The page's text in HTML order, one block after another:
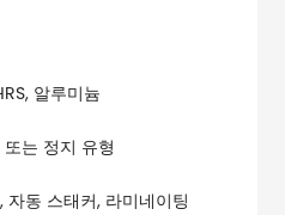
알루미늄
는 정지 유형
자동 스태커, 라미네이팅